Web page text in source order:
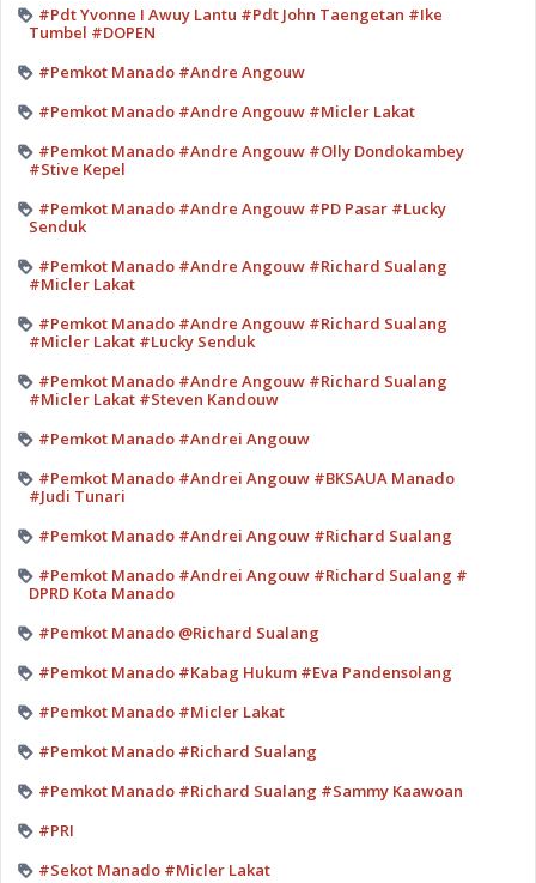
#Pdt Yvonne I Awuy Lantu #Pdt John Taengetan #Ike
Tumbel #DOPEN
#Pemkot Manado #Andre Angouw
#Pemkot Manado #Andre Angouw #Micler Lakat
#Pemkot Manado #Andre Angouw #Olly Dondokambey
#Stive Kepel
#Pemkot Manado #Andre Angouw #PD Pasar #Lucky
Senduk
#Pemkot Manado #Andre Angouw #Richard Sualang
#Micler Lakat
#Pemkot Manado #Andre Angouw #Richard Sualang
#Micler Lakat #Lucky Senduk
#Pemkot Manado #Andre Angouw #Richard Sualang
#Micler Lakat #Steven Kandouw
#Pemkot Manado #Andrei Angouw
#Pemkot Manado #Andrei Angouw #BKSAUA Manado
#Judi Tunari
#Pemkot Manado #Andrei Angouw #Richard Sualang
#Pemkot Manado #Andrei Angouw #Richard Sualang #
DPRD Kota Manado
#Pemkot Manado @Richard Sualang
#Pemkot Manado #Kabag Hukum #Eva Pandensolang
#Pemkot Manado #Micler Lakat
#Pemkot Manado #Richard Sualang
#Pemkot Manado #Richard Sualang #Sammy Kaawoan
#PRI
#Sekot Manado #Micler Lakat